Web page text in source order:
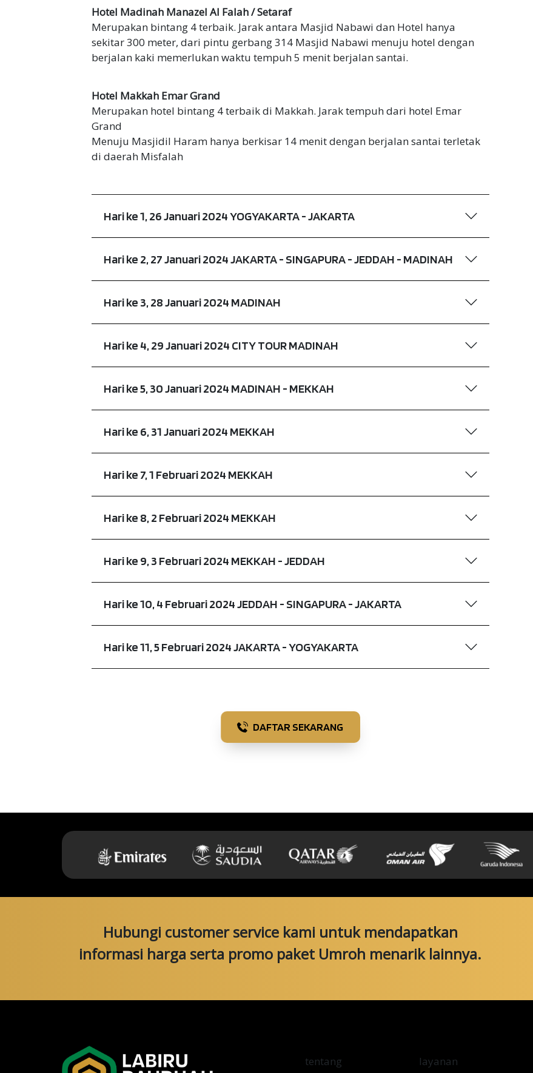
Hotel Madinah Manazel Al Falah / Setaraf
Merupakan bintang 4 terbaik. Jarak antara Masjid Nabawi dan Hotel hanya
sekitar 300 meter, dari pintu gerbang 314 Masjid Nabawi menuju hotel dengan
berjalan kaki memerlukan waktu tempuh 5 menit berjalan santai.
Hotel Makkah Emar Grand
Merupakan hotel bintang 4 terbaik di Makkah. Jarak tempuh dari hotel Emar
Grand
Menuju Masjidil Haram hanya berkisar 14 menit dengan berjalan santai terletak
di daerah Misfalah
Hari ke 1, 26 Januari 2024 YOGYAKARTA - JAKARTA
Hari ke 2, 27 Januari 2024 JAKARTA - SINGAPURA - JEDDAH - MADINAH
Hari ke 3, 28 Januari 2024 MADINAH
Hari ke 4, 29 Januari 2024 CITY TOUR MADINAH
Hari ke 5, 30 Januari 2024 MADINAH - MEKKAH
Hari ke 6, 31 Januari 2024 MEKKAH
Hari ke 7, 1 Februari 2024 MEKKAH
Hari ke 8, 2 Februari 2024 MEKKAH
Hari ke 9, 3 Februari 2024 MEKKAH - JEDDAH
Hari ke 10, 4 Februari 2024 JEDDAH - SINGAPURA - JAKARTA
Hari ke 11, 5 Februari 2024 JAKARTA - YOGYAKARTA
DAFTAR SEKARANG
Hubungi customer service kami untuk mendapatkan
informasi harga serta promo paket Umroh menarik lainnya.
tentang layanan